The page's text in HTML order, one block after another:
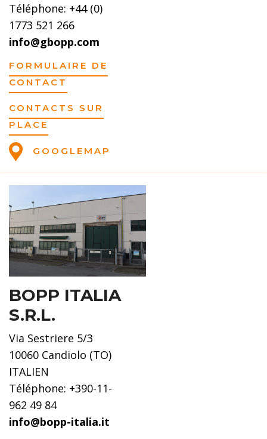
Téléphone: +44 (0)
1773 521 266
info@gbopp.com
FORMULAIRE DE
CONTACT
CONTACTS SUR
PLACE
GOOGLEMAP
BOPP ITALIA
S.R.L.
Via Sestriere 5/3
10060 Candiolo (TO)
ITALIEN
Téléphone: +390-11-
962 49 84
info@bopp-italia.it